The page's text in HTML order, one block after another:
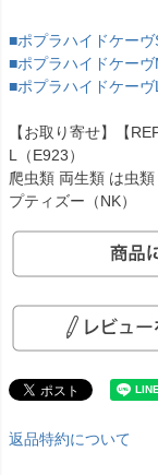
■ポプラハイドケーヴ
■ポプラハイドケーヴ
■ポプラハイドケーヴL
【お取り寄せ】【
L（E923）
爬虫類 両生類 は虫
プティズー（NK）
返品特約について